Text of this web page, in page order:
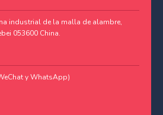
industrial de la malla de alambre,
053600 China.
y WhatsApp)